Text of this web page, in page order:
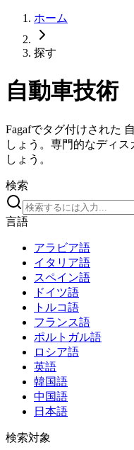
ホーム
探す
自動車技術
Fagafでタグ付けされた
しょう。専門的なディ
しょう。
検索
言語
アラビア語
イタリア語
スペイン語
ドイツ語
トルコ語
フランス語
ポルトガル語
ロシア語
英語
韓国語
中国語
日本語
検索対象